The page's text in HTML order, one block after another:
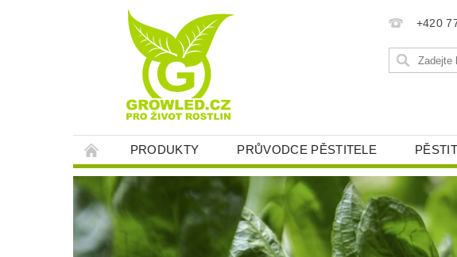
+420
PRODUKTY PRŮVODCE PĚSTITELE
O NÁS KONTAKT JAK NAKUPOVAT